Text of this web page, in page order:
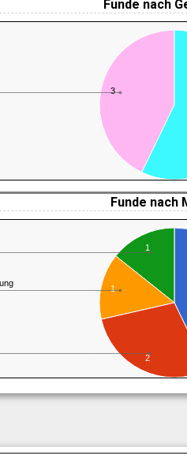
Funde nach
3
Funde nach
1
1
2